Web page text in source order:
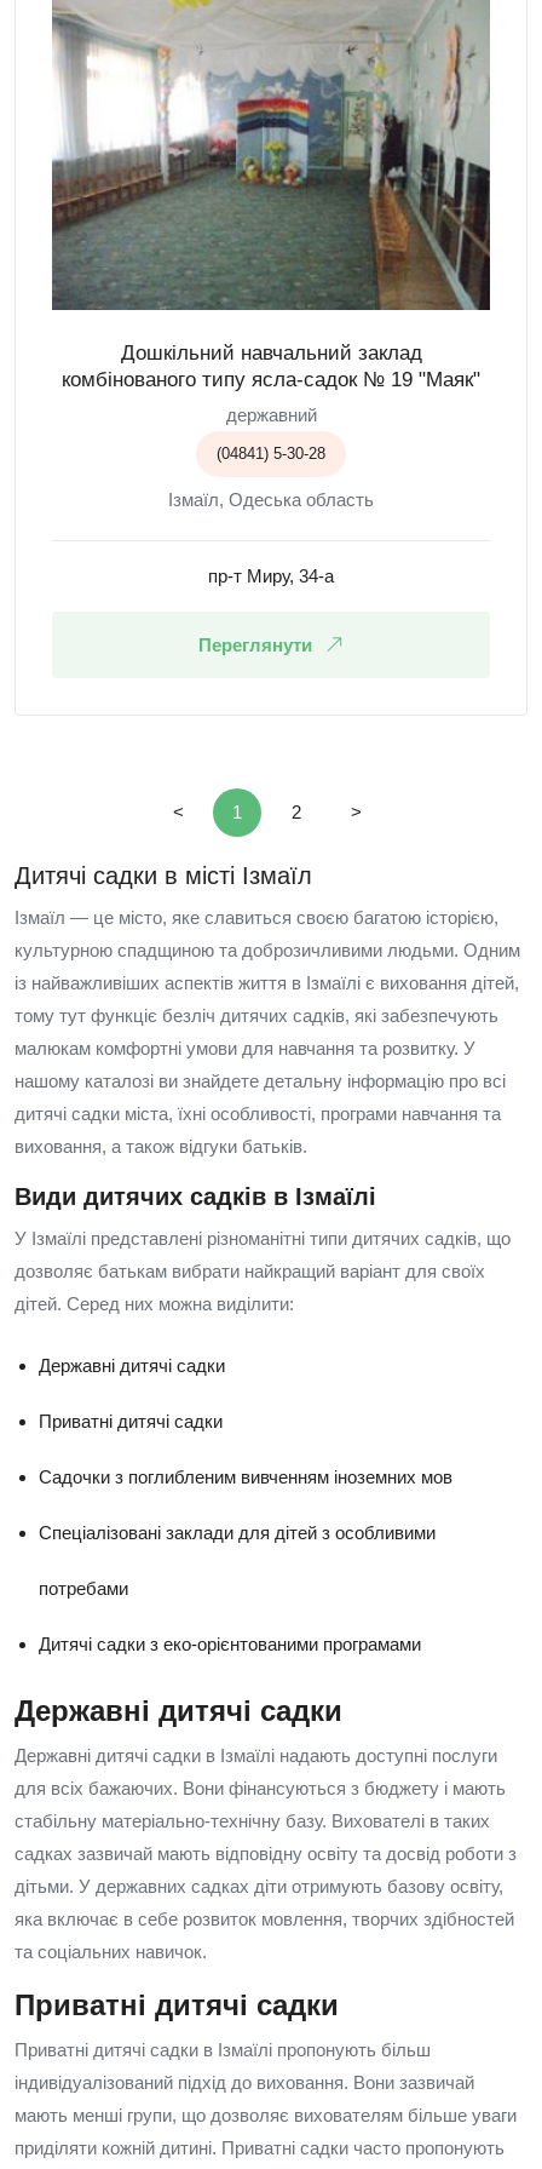
Дошкільний навчальний заклад
комбінованого типу ясла-садок № 19 "Маяк"
державний
(04841) 5-30-28
Ізмаїл, Одеська область
пр-т Миру, 34-а
Переглянути
< 1 2 >
Дитячі садки в місті Ізмаїл
Ізмаїл — це місто, яке славиться своєю багатою історією,
культурною спадщиною та доброзичливими людьми. Одним
із найважливіших аспектів життя в Ізмаїлі є виховання дітей,
тому тут функціє безліч дитячих садків, які забезпечують
малюкам комфортні умови для навчання та розвитку. У
нашому каталозі ви знайдете детальну інформацію про всі
дитячі садки міста, їхні особливості, програми навчання та
виховання, а також відгуки батьків.
Види дитячих садків в Ізмаїлі
У Ізмаїлі представлені різноманітні типи дитячих садків, що
дозволяє батькам вибрати найкращий варіант для своїх
дітей. Серед них можна виділити:
Державні дитячі садки
Приватні дитячі садки
Садочки з поглибленим вивченням іноземних мов
Спеціалізовані заклади для дітей з особливими
потребами
Дитячі садки з еко-орієнтованими програмами
Державні дитячі садки
Державні дитячі садки в Ізмаїлі надають доступні послуги
для всіх бажаючих. Вони фінансуються з бюджету і мають
стабільну матеріально-технічну базу. Вихователі в таких
садках зазвичай мають відповідну освіту та досвід роботи з
дітьми. У державних садках діти отримують базову освіту,
яка включає в себе розвиток мовлення, творчих здібностей
та соціальних навичок.
Приватні дитячі садки
Приватні дитячі садки в Ізмаїлі пропонують більш
індивідуалізований підхід до виховання. Вони зазвичай
мають менші групи, що дозволяє вихователям більше уваги
приділяти кожній дитині. Приватні садки часто пропонують